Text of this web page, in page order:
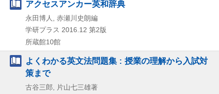
アクセスアンカー英和辞典
永田博人, 赤瀬川史朗編
学研プラス 2016.12 第2版
所蔵館10館
よくわかる英文法問題集 : 授業の理解から入試対
策まで
古谷三郎, 片山七三雄著